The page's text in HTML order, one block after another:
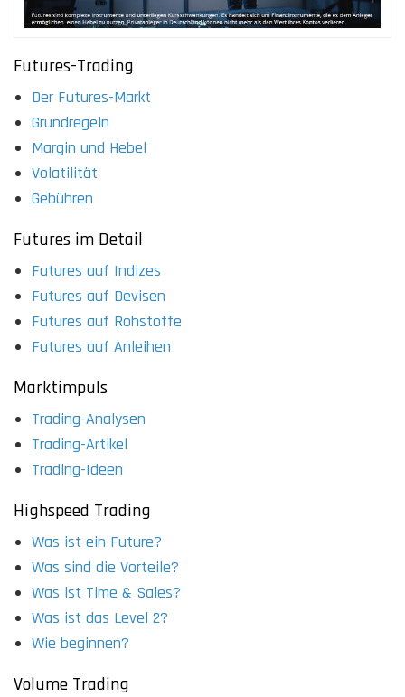
Futures-Trading
Der Futures-Markt
Grundregeln
Margin und Hebel
Volatilität
Gebühren
Futures im Detail
Futures auf Indizes
Futures auf Devisen
Futures auf Rohstoffe
Futures auf Anleihen
Marktimpuls
Trading-Analysen
Trading-Artikel
Trading-Ideen
Highspeed Trading
Was ist ein Future?
Was sind die Vorteile?
Was ist Time & Sales?
Was ist das Level 2?
Wie beginnen?
Volume Trading